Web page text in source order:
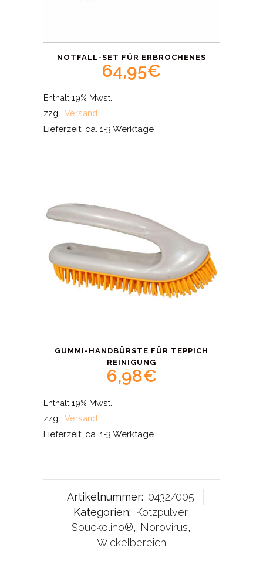
NOTFALL-SET FÜR ERBROCHENES
64,95€
Enthält 19% Mwst.
zzgl. Versand
Lieferzeit: ca. 1-3 Werktage
GUMMI-HANDBÜRSTE FÜR TEPPICH
REINIGUNG
6,98€
Enthält 19% Mwst.
zzgl. Versand
Lieferzeit: ca. 1-3 Werktage
Artikelnummer: 0432/005
Kategorien: Kotzpulver
Spuckolino®, Norovirus,
Wickelbereich